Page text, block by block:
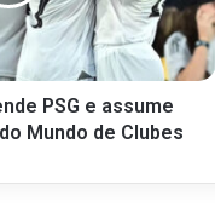
PSG e assume
Mundo de Clubes